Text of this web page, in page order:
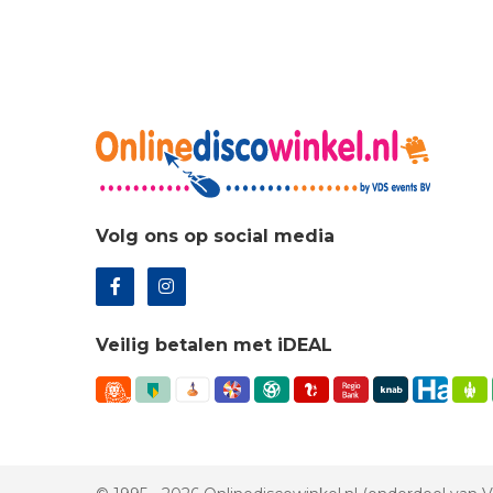
Volg ons op social media
Veilig betalen met iDEAL